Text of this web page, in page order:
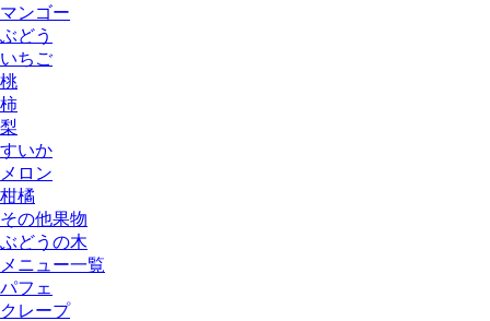
マンゴー
ぶどう
いちご
桃
柿
梨
すいか
メロン
柑橘
その他果物
ぶどうの木
メニュー一覧
パフェ
クレープ